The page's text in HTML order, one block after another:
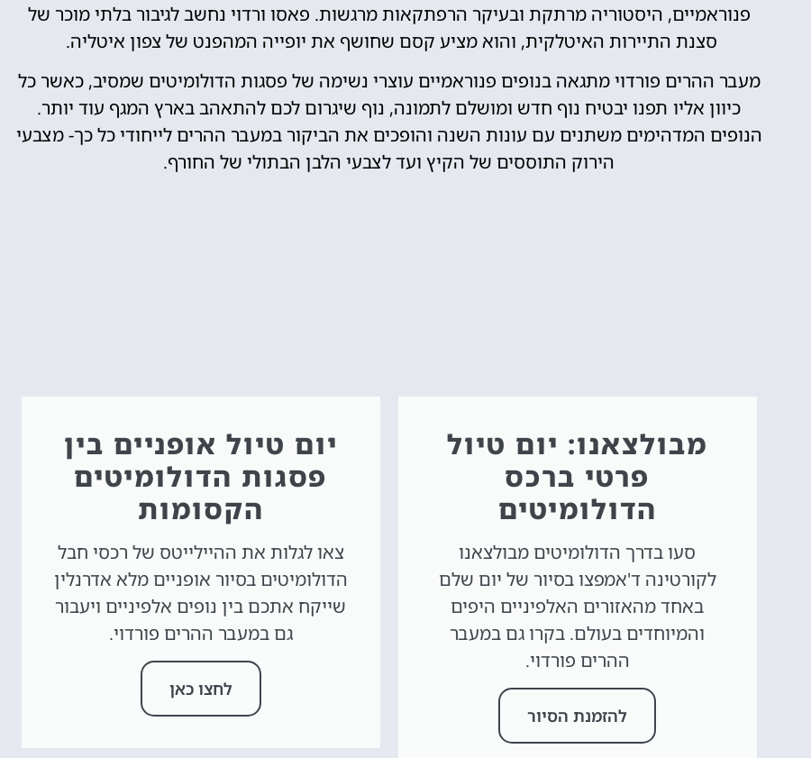
פנוראמיים, היסטוריה מרתקת ובעיקר הרפתקאות מרגשות. פאסו ורדוי נחשב לגיבור בלתי מוכר של
סצנת התיירות האיטלקית, והוא מציע קסם שחושף את יופייה המהפנט של צפון איטליה.
מעבר ההרים פורדוי מתגאה בנופים פנוראמיים עוצרי נשימה של פסגות הדולומיטים שמסיב, כאשר כל
כיוון אליו תפנו יבטיח נוף חדש ומושלם לתמונה, נוף שיגרום לכם להתאהב בארץ המגף עוד יותר.
הנופים המדהימים משתנים עם עונות השנה והופכים את הביקור במעבר ההרים לייחודי כל כך- מצבעי
הירוק התוססים של הקיץ ועד לצבעי הלבן הבתולי של החורף.
מבולצאנו: יום טיול
פרטי ברכס
הדולומיטים
סעו בדרך הדולומיטים מבולצאנו
לקורטינה ד'אמפצו בסיור של יום שלם
באחד מהאזורים האלפיניים היפים
והמיוחדים בעולם. בקרו גם במעבר
ההרים פורדוי.
להזמנת הסיור
יום טיול אופניים בין
פסגות הדולומיטים
הקסומות
צאו לגלות את ההיילייטס של רכסי חבל
הדולומיטים בסיור אופניים מלא אדרנלין
שייקח אתכם בין נופים אלפיניים ויעבור
גם במעבר ההרים פורדוי.
לחצו כאן